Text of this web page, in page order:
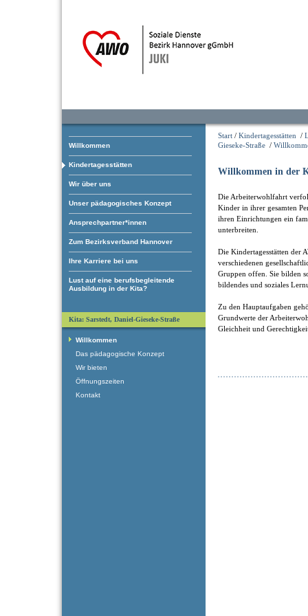
Willkommen
Kindertagesstätten
Wir über uns
Unser pädagogisches Konzept
Ansprechpartner*innen
Zum Bezirksverband Hannover
Ihre Karriere bei uns
Lust auf eine berufsbegleitende
Ausbildung in der Kita?
Start / Kindertagesstätten /
Gieseke-Straße /
Willkommen in der
Die Arbeiterwohlfahrt
Kinder in ihrer gesamten
ihren Einrichtungen ein
unterbreiten.
Die Kindertagesstätten der
verschiedenen
Gruppen offen. Sie bilden
bildendes und soziales
Zu den Hauptaufgaben
Grundwerte der
Gleichheit und
Kita: Sarstedt, Daniel-Gieseke-Straße
Willkommen
Das pädagogische Konzept
Wir bieten
Öffnungszeiten
Kontakt